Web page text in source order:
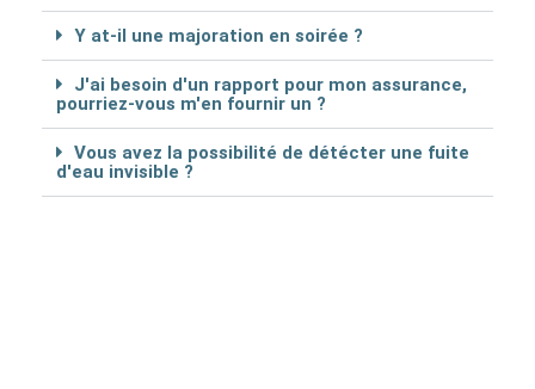
Y at-il une majoration en soirée ?
J'ai besoin d'un rapport pour mon assurance,
pourriez-vous m'en fournir un ?
Vous avez la possibilité de détécter une fuite
d'eau invisible ?